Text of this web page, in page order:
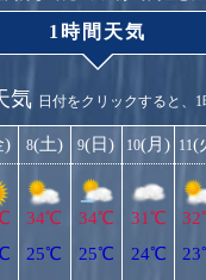
1時間天気
気 日付をクリックすると、
) 8(土)
34℃
25℃
9(日)
34℃
25℃
10(月)
31℃
24℃
11(